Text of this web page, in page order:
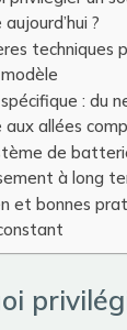
?
techniques
spécifique : du
aux allées
de
à long
et bonnes